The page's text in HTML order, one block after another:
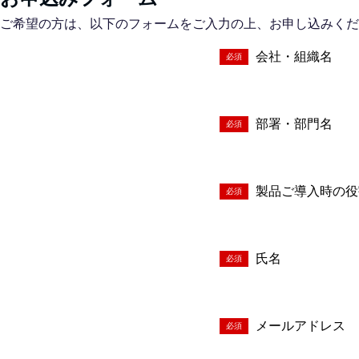
ご希望の方は、以下のフォームをご入力の上、お申し込みく